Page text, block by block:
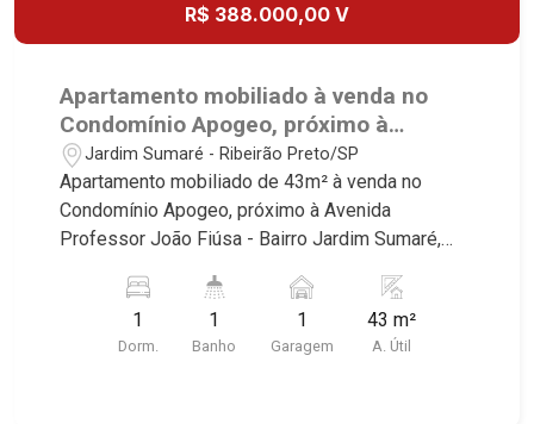
R$ 388.000,00 V
Apartamento mobiliado à venda no
Condomínio Apogeo, próximo à
Avenida Professor João Fiúsa -
Ribeirão Preto/SP.
Jardim Sumaré - Ribeirão Preto/SP
Apartamento mobiliado de 43m² à venda no
Condomínio Apogeo, próximo à Avenida
Professor João Fiúsa - Bairro Jardim Sumaré,
deste imóvel que a Martinelli Imobiliária
selecionou para você: - 43m² de área útil - 1 suíte
com armários e ar-condicionado - Sala 2
1
Dorm.
1
Banho
1
Garagem
43 m²
A. Útil